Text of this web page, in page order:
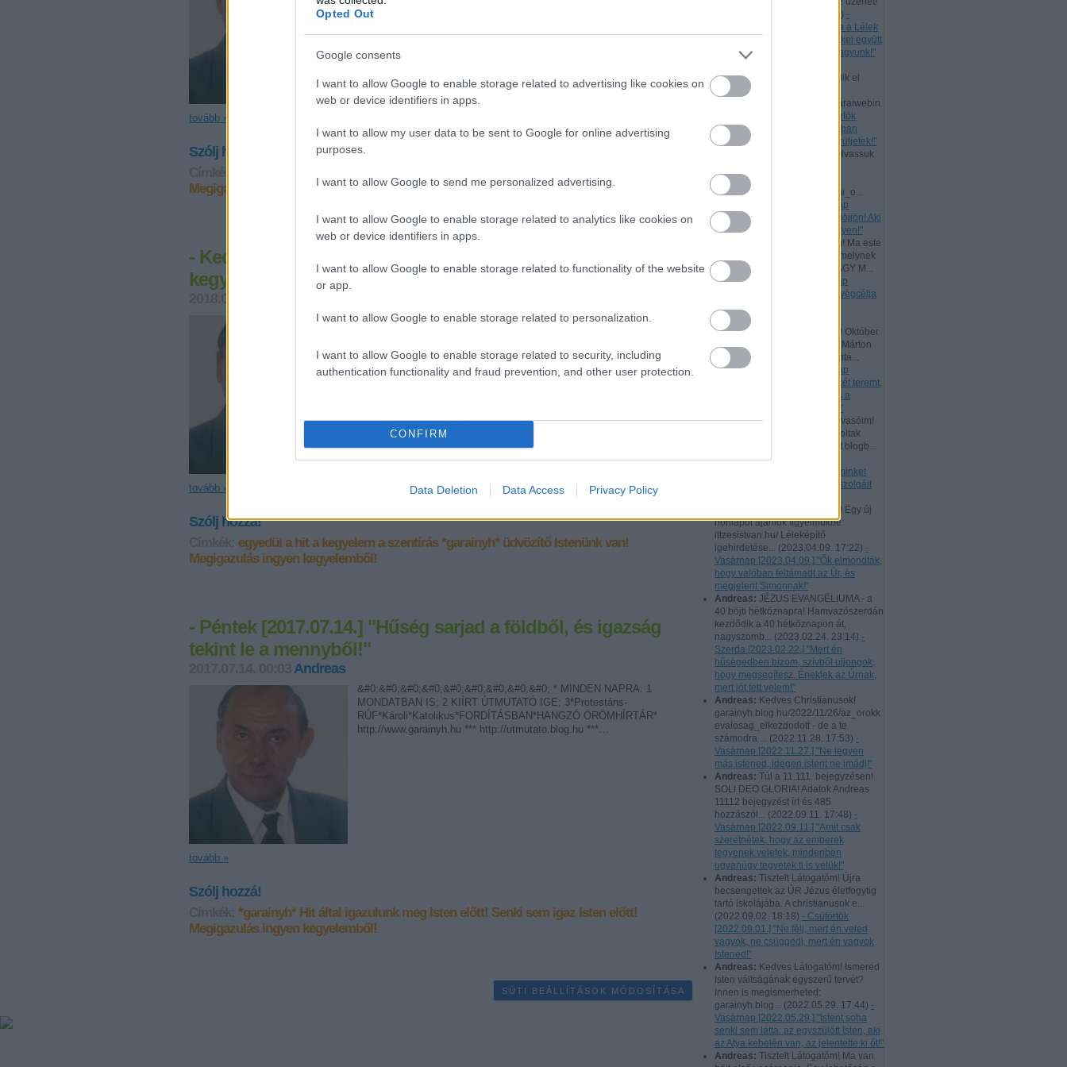
Opted Out
Google consents
I want to allow Google to enable storage related to advertising like cookies on
web or device identifiers in apps.
I want to allow my user data to be sent to Google for online advertising
purposes.
I want to allow Google to send me personalized advertising.
I want to allow Google to enable storage related to analytics like cookies on
web or device identifiers in apps.
I want to allow Google to enable storage related to functionality of the website
or app.
I want to allow Google to enable storage related to personalization.
I want to allow Google to enable storage related to security, including
authentication functionality and fraud prevention, and other user protection.
CONFIRM
Data Deletion Data Access Privacy Policy
) -
Csütörtök [2024.07.11.] "Maga a Lélek
tesz bizonyságot a mi lelkünkkel együtt
arról, hogy Isten gyermekei vagyunk!"
mennybemenetelével kezdődik el
Pünkösd böjtje!
www.garainyh.hu/garainyh/garaiwebin.
- Csütörtök
[2024.05.09.] "Örüljetek az Úrban
mindenkor! Ismét mondom: örüljetek!"
Nagyheti ajánlat! Olvassuk
párhuzamosan:
www.garainyh.hu/evangeliumi_o...
- Vasárnap
[2024.03.17.] "Aki szomjazik, jöjjön! Aki
akarja, vegye az élet vizét ingyen!"
Kedves Látogatóim! Ma este
zárult az idei Aliansz imahét, melynek
főtémája ez volt: ELŐRE A NAGY M...
(2024.01.15. 11:35
- Vasárnap
[2024.01.14.] "Mert a törvény végcélja
megigazulására!"
Andreas:
Tisztelt Látogatóim! Október
a reformáció hónapja. Luther Márton
506 évvel ezelőtt bocsátotta vitá...
(2023.10.02. 22:41
- Vasárnap
[2023.10.01.] "Az igazság békét teremt,
és az igazság a nyugalmat és a
biztonságot szolgálja örökké!"
Andreas:Tisztelt hűséges Olvasóim!
Augusztus 10-től 21-ig nem voltak
elérhetőek a naponta feltöltött blogb...
(2023.08.21. 22:46
[2023.08.21.] "Úgy tekintsen minket
minden ember, mint Krisztus szolgáit
Tisztelt Látogatóim! Egy új
honlapot ajánlok figyelmükbe:
ittzesistvan.hu/ Léleképítő
igehirdetése... (2023.04.09. 17:22) -
Vasárnap [2023.04.09.] "Ők elmondták,
hogy valóban feltámadt az Úr, és
megjelent Simonnak!"
Andreas: JÉZUS EVANGÉLIUMA - a
40 böjti hétköznapra! Hamvazószerdán
kezdődik a 40 hétköznapon át,
nagyszomb... (2023.02.24. 23:14) -
Szerda [2023.02.22.] "Mert én
hűségedben bízom, szívből ujjongok,
hogy megsegítesz. Éneklek az Úrnak,
mert jót tett velem!"
Andreas: Kedves Christianusok!
garainyh.blog.hu/2022/11/26/az_orokk
evalosag_elkezdodott - de a te
számodra ... (2022.11.28. 17:53) -
Vasárnap [2022.11.27.] "Ne legyen
más istened, idegen istent ne imádj!"
Andreas: Túl a 11.111. bejegyzésen!
SOLI DEO GLORIA! Adatok Andreas
11112 bejegyzést írt és 485
hozzászól... (2022.09.11. 17:48) -
Vasárnap [2022.09.11.] "Amit csak
szeretnétek, hogy az emberek
tegyenek veletek, mindenben
ugyanúgy tegyetek ti is velük!"
Andreas: Tisztelt Látogatóm! Újra
becsengettek az ÚR Jézus életfogytig
tartó iskolájába. A christianusok e...
(2022.09.02. 18:18) - Csütörtök
[2022.09.01.] "Ne félj, mert én veled
vagyok, ne csüggedj, mert én vagyok
Istened!"
Andreas: Kedves Látogatóm! Ismered
Isten váltságának egyszerű tervét?
Innen is megismerheted:
garainyh.blog... (2022.05.29. 17:44) -
Vasárnap [2022.05.29.] "Istent soha
senki sem látta: az egyszülött Isten, aki
az Atya kebelén van, az jelentette ki őt!"
Andreas: Tisztelt Látogatóm! Ma van
tovább »
Szólj hozzá!
Megigazulás ingyen kegyelemből!
- Kedd [2018.03.20.] "Isten ingyen igazít meg az ő
kegyelméből a Krisztus Jézusban lett váltság által!"
&#0;&#0;&#0;&#0;&#0;&#0;&#0;&#0;&#0; * MINDEN NAPRA: 1
http://www.garainyh.hu *** http://utmutato.blog.hu ***…
tovább »
Szólj hozzá!
egyedül a hit a kegyelem a szentírás *garainyh* üdvözítő Istenünk van!
Megigazulás ingyen kegyelemből!
- Péntek [2017.07.14.] "Hűség sarjad a földből, és igazság
tekint le a mennyből!"
Andreas
&#0;&#0;&#0;&#0;&#0;&#0;&#0;&#0;&#0; * MINDEN NAPRA: 1
MONDATBAN IS; 2 KIÍRT ÚTMUTATÓ IGE; 3*Protestáns-
RÚF*Károli*Katolikus*FORDÍTÁSBAN*HANGZÓ ÖRÖMHÍRTÁR*
http://www.garainyh.hu *** http://utmutato.blog.hu ***…
tovább »
Szólj hozzá!
*garainyh* Hit által igazulunk meg Isten előtt! Senki sem igaz Isten előtt!
Megigazulás ingyen kegyelemből!
SÜTI BEÁLLÍTÁSOK MÓDOSÍTÁSA